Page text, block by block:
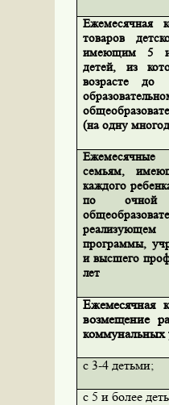
Ежемесячная
товаров
имеющим 5 и
детей, из
возрасте
(на одну
семьям,
каждого
по очной
программы,
и высшего
лет
Ежемесячная
возмещение
коммунальных
с 3-4 детьми;
с 5 и более